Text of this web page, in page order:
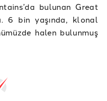
bulunan Great
6 bin yaşında, klonal
halen bulunmuş